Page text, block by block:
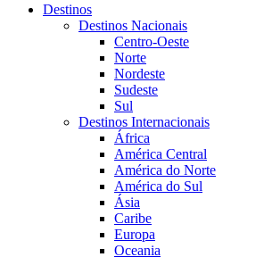
Destinos
Destinos Nacionais
Centro-Oeste
Norte
Nordeste
Sudeste
Sul
Destinos Internacionais
África
América Central
América do Norte
América do Sul
Ásia
Caribe
Europa
Oceania